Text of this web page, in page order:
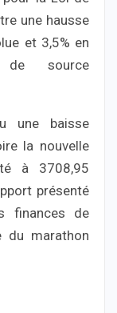
une hausse
et 3,5% en
de source
une baisse
la nouvelle
à 3708,95
présenté
finances de
du marathon